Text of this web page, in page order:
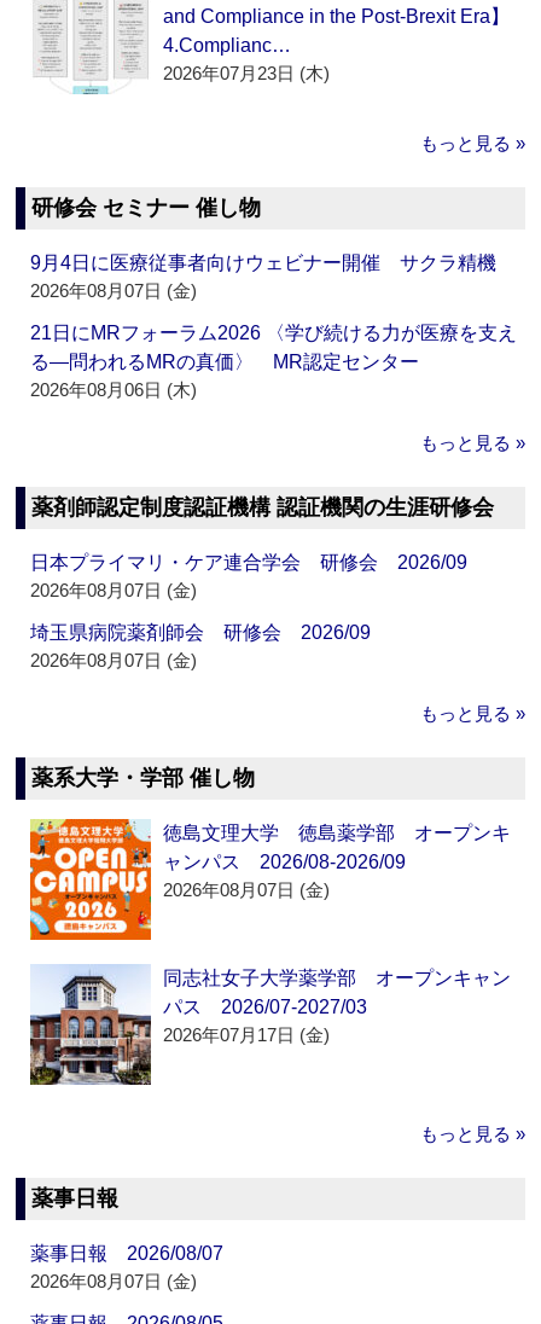
and Compliance in the Post-Brexit Era】
4.Complianc…
2026年07月23日 (木)
もっと見る »
研修会 セミナー 催し物
9月4日に医療従事者向けウェビナー開催 サクラ精機
2026年08月07日 (金)
21日にMRフォーラム2026 〈学び続ける力が医療を支え
る―問われるMRの真価〉 MR認定センター
2026年08月06日 (木)
もっと見る »
薬剤師認定制度認証機構 認証機関の生涯研修会
日本プライマリ・ケア連合学会 研修会 2026/09
2026年08月07日 (金)
埼玉県病院薬剤師会 研修会 2026/09
2026年08月07日 (金)
もっと見る »
薬系大学・学部 催し物
徳島文理大学 徳島薬学部 オープンキ
ャンパス 2026/08-2026/09
2026年08月07日 (金)
同志社女子大学薬学部 オープンキャン
パス 2026/07-2027/03
2026年07月17日 (金)
もっと見る »
薬事日報
薬事日報 2026/08/07
2026年08月07日 (金)